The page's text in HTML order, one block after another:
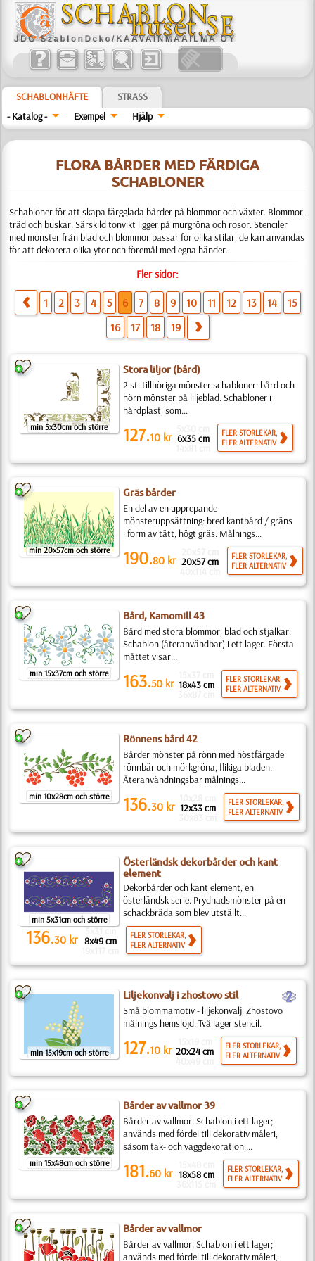
SCHABLONHÄFTE
STRASS
- Katalog -
Exempel Hjälp
FLORA BÅRDER MED FÄRDIGA
SCHABLONER
Schabloner för att skapa färgglada bårder på blommor och växter. Blommor,
träd och buskar. Särskild tonvikt ligger på murgröna och rosor. Stenciler
med mönster från blad och blommor passar för olika stilar, de kan användas
för att dekorera olika ytor och föremål med egna händer.
Fler sidor:
1 2 3 4 5 6 7 8 9 10 11 12 13 14
15
16
17 18 19
min 5x30cm och större
Stora liljor (bård)
2 st. tillhöriga mönster schabloner: bård och
hörn mönster på liljeblad. Schabloner i
hårdplast, som...
127.10 kr 6x35 cm
FLER STORLEKAR,
FLER ALTERNATIV
min 20x57cm och större
Gräs bårder
En del av en upprepande
mönsteruppsättning: bred kantbård / gräns
i form av tätt, högt gräs. Målnings...
190.80 kr 20x57 cm
FLER STORLEKAR,
FLER ALTERNATIV
min 15x37cm och större
Bård, Kamomill 43
Bård med stora blommor, blad och stjälkar.
Schablon (återanvändbar) i ett lager. Första
måttet visar...
163.50 kr 18x43 cm
FLER STORLEKAR,
FLER ALTERNATIV
min 10x28cm och större
Rönnens bård 42
Bårder mönster på rönn med höstfärgade
rönnbär och mörkgröna, flikiga bladen.
Återanvändningsbar målnings...
136.30 kr 12x33 cm
FLER STORLEKAR,
FLER ALTERNATIV
min 5x31cm och större
Österländsk dekorbårder och kant
element
Dekorbårder och kant element, en
österländsk serie. Prydnadsmönster på en
schackbräda som blev utställt...
136.30 kr
5x31 cm
8x49 cm
FLER STORLEKAR,
FLER ALTERNATIV
min 15x19cm och större
Liljekonvalj i zhostovo stil b
Små blommamotiv - liljekonvalj, Zhostovo
målnings hemslöjd. Två lager stencil.
127.10 kr 20x24 cm
FLER STORLEKAR,
FLER ALTERNATIV
min 15x48cm och större
Bårder av vallmor 39
Bårder av vallmor. Schablon i ett lager;
används med fördel till dekorativ måleri,
såsom tak- och väggdekoration,...
181.60 kr 18x58 cm
FLER STORLEKAR,
FLER ALTERNATIV
Bårder av vallmor
Bårder av vallmor. Schablon i ett lager;
används med fördel till dekorativ måleri,